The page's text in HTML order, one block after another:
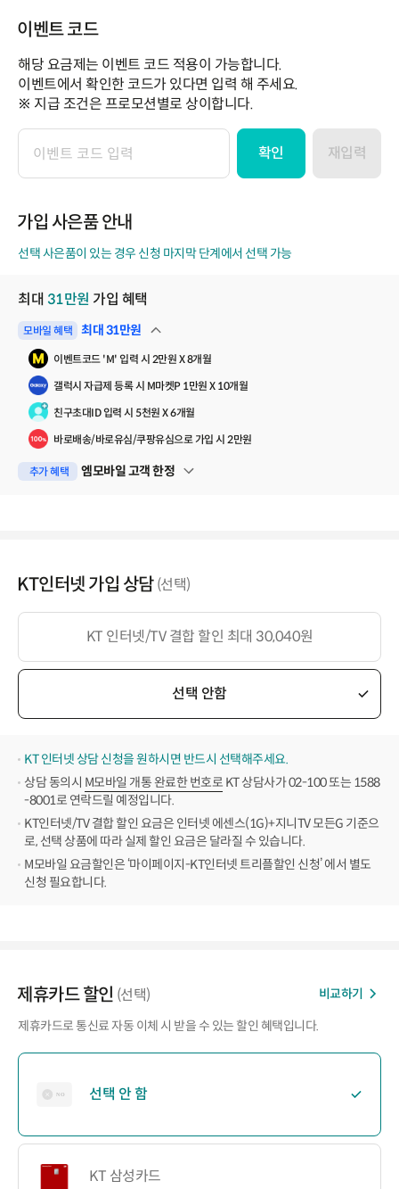
이벤트 코드
해당 요금제는 이벤트 코드 적용이 가능합니다.
이벤트에서 확인한 코드가 있다면 입력 해 주세요.
※ 지급 조건은 프로모션별로 상이합니다.
이
벤
코
확인 재입력
가입 사은품 안내
선택 사은품이 있는 경우 신청 마지막 단계에서 선택 가능
최대 31만원 가입 혜택
모바일 혜택 최대 31만원
펼쳐보기
이벤트코드 'M' 입력 시 2만원 X 8개월
갤럭시 자급제 등록 시 M마켓P 1만원 X 10개월
친구초대ID 입력 시 5천원 X 6개월
바로배송/바로유심/쿠팡유심으로 가입 시 2만원
추가 혜택 엠모바일 고객 한정
펼쳐보기
KT인터넷 가입 상담 (선택)
KT 인터넷/TV 결합 할인 최대 30,040원
선택 안함
KT 인터넷 상담 신청을 원하시면 반드시 선택해주세요.
상담 동의시 M모바일 개통 완료한 번호로 KT 상담사가 02-100 또는 1588
-8001로 연락드릴 예정입니다.
KT인터넷/TV 결합 할인 요금은 인터넷 에센스(1G)+지니TV 모든G 기준으
로, 선택 상품에 따라 실제 할인 요금은 달라질 수 있습니다.
M모바일 요금할인은 ‘마이페이지-KT인터넷 트리플할인 신청’ 에서 별도
신청 필요합니다.
제휴카드 할인 (선택) 비교하기
제휴카드로 통신료 자동 이체 시 받을 수 있는 할인 혜택입니다.
선택 안 함
KT 삼성카드